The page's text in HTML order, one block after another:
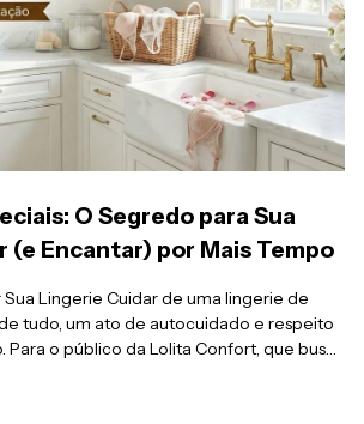
o seu momento, nas compras acima
linha noite, você ganha uma vela
de presente. Venha ler o texto completo
de sono!
O Segredo para Sua
(e Encantar) por Mais Tempo
Lingerie Cuidar de uma lingerie de
tudo, um ato de autocuidado e respeito
Para o público da Lolita Confort, que busca
Os Pilares da Durabilidade